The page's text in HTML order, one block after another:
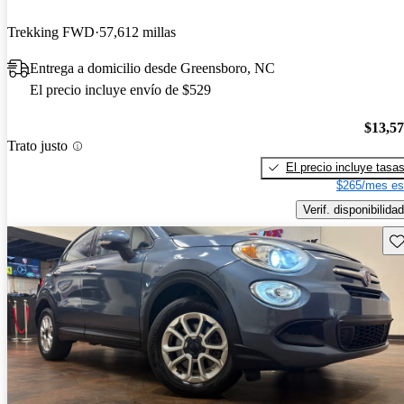
Trekking FWD 57,612 millas
Entrega a domicilio desde Greensboro, NC
El precio incluye envío de $529
Trato justo
El precio incluye tasas
$265/mes
Verif. disponibilidad